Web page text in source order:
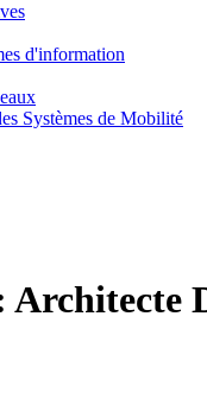
d'information
Systèmes de Mobilité
Architecte